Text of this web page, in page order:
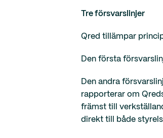
Tre försvarslinjer
Qred tillämpar
Den första
Den andra
rapporterar om
främst till
direkt till både